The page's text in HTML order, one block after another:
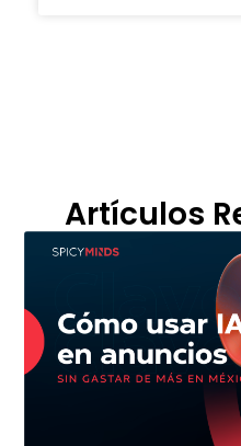
Artículos